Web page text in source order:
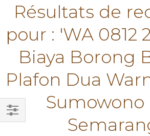
Résultats de
pour : 'WA 0812
Biaya Borong
Plafon Dua
Sumowono
Filtrer